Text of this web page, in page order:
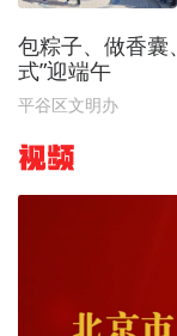
包粽子、做香囊
式”迎端午
平谷区文明办
视频